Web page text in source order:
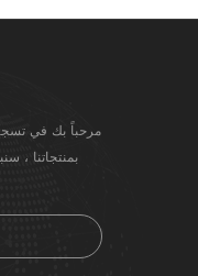
مرحباً بك في
بمنتجاتنا ،